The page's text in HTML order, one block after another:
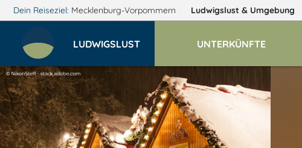
Dein Reiseziel: Mecklenburg-Vorpommern Ludwigslust & Umgebung
LUDWIGSLUST UNTERKÜNFTE